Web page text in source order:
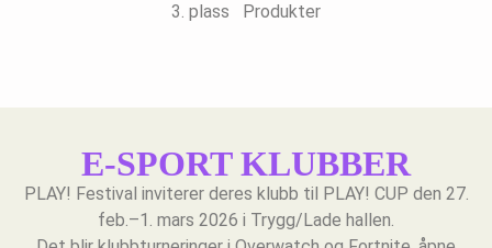
3. plass Produkter
E-SPORT KLUBBER
PLAY! Festival inviterer deres klubb til PLAY! CUP den 27.
feb.–1. mars 2026 i Trygg/Lade hallen.